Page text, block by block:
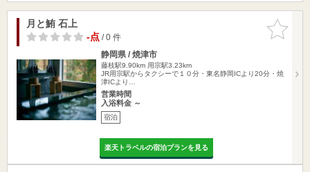
お気に入
りに追加
月と鮪 石上
-点/ 0 件
静岡県 / 焼津市
藤枝駅9.90km 用宗駅3.23km
JR用宗駅からタクシーで１０分・東名静岡ICより20分・焼
津ICより…
営業時間
入浴料金 ～
宿泊
楽天トラベルの宿泊プランを見る